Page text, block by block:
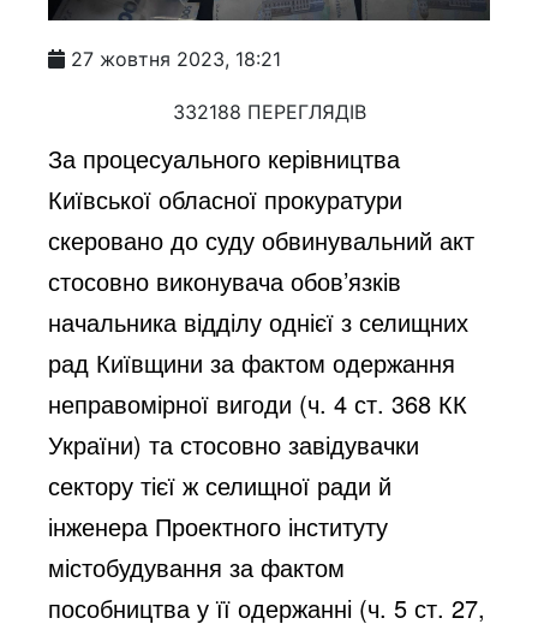
27 жовтня 2023, 18:21
332188 ПЕРЕГЛЯДІВ
За процесуального керівництва
Київської обласної прокуратури
скеровано до суду обвинувальний акт
стосовно виконувача обов’язків
начальника відділу однієї з селищних
рад Київщини за фактом одержання
неправомірної вигоди (ч. 4 ст. 368 КК
України) та стосовно завідувачки
сектору тієї ж селищної ради й
інженера Проектного інституту
містобудування за фактом
пособництва у її одержанні (ч. 5 ст. 27,